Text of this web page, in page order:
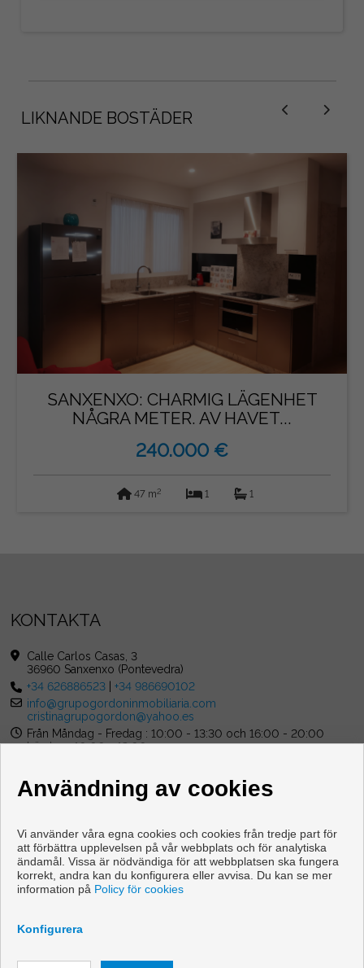
LIKNANDE BOSTÄDER
SANXENXO: CHARMIG LÄGENHET
NÅGRA METER. AV HAVET...
240.000 €
47 m2 1 1
KONTAKTA
Calle Carlos Casas, 3
36960 Sanxenxo (Pontevedra)
+34 626886523 |+34 986690102
info@grupogordoninmobiliaria.com
cristinagrupogordon@yahoo.es
Från Måndag - Fredag : 10:00 - 13:30 och 16:00 - 20:00
Lördag : 10:00 - 13:00
Våningen och hus till salu i Sanxenxo
Information
Användning av cookies
Vi använder våra egna cookies och cookies från tredje part för
att förbättra upplevelsen på vår webbplats och för analytiska
ändamål. Vissa är nödvändiga för att webbplatsen ska fungera
korrekt, andra kan du konfigurera eller avvisa. Du kan se mer
information på Policy för cookies
Konfigurera